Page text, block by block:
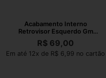
Acabamento Interno
Retrovisor Esquerdo Gm
Astra 2002
R$ 69,00
Em até 12x de R$ 6,99 no cartão